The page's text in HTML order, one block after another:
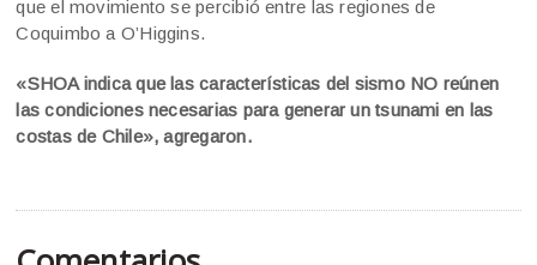
que el movimiento se percibió entre las regiones de
Coquimbo a O’Higgins.
«SHOA indica que las características del sismo NO reúnen
las condiciones necesarias para generar un tsunami en las
costas de Chile», agregaron.